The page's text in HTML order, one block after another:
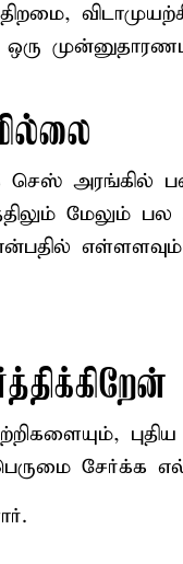
அரங்கில்
மேலும்
புதிய
சேர்க்க